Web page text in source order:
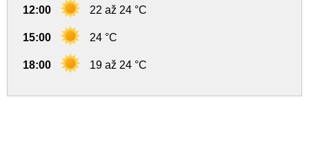
12:00 22 až 24 °C
15:00 24 °C
18:00 19 až 24 °C